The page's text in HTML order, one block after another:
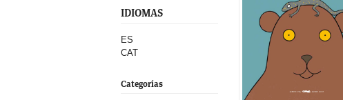
IDIOMAS
ES
CAT
Categorías